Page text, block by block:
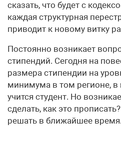
сказать, что будет с
каждая структурная
приводит к новому витку
Постоянно возникает
стипендий. Сегодня на
размера стипендии на
минимума в том регионе,
учится студент. Но
сделать, как это
решать в ближайшее время.